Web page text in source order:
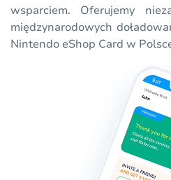
wsparciem. Oferujemy
międzynarodowych
Nintendo eShop Card w